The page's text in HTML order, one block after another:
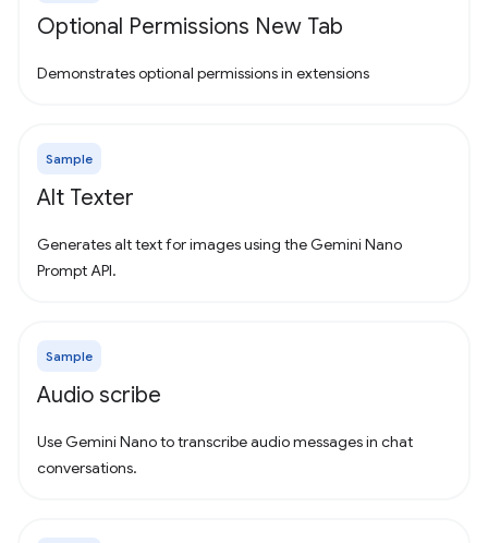
Optional Permissions New Tab
Demonstrates optional permissions in extensions
Sample
Alt Texter
Generates alt text for images using the Gemini Nano
Prompt API.
Sample
Audio scribe
Use Gemini Nano to transcribe audio messages in chat
conversations.